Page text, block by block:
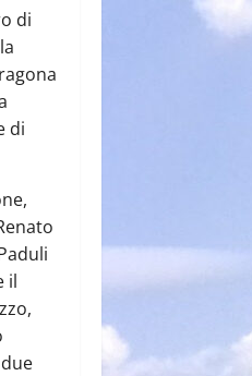
di
di
il